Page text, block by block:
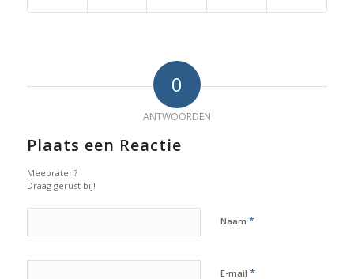
0
ANTWOORDEN
Plaats een Reactie
Meepraten?
Draag gerust bij!
Naam *
E-mail *